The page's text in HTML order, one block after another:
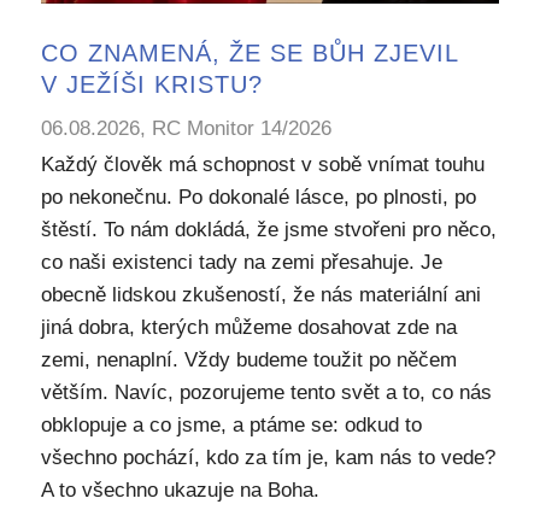
CO ZNAMENÁ, ŽE SE BŮH ZJEVIL
V JEŽÍŠI KRISTU?
06.08.2026, RC Monitor 14/2026
Každý člověk má schopnost v sobě vnímat touhu
po nekonečnu. Po dokonalé lásce, po plnosti, po
štěstí. To nám dokládá, že jsme stvořeni pro něco,
co naši existenci tady na zemi přesahuje. Je
obecně lidskou zkušeností, že nás materiální ani
jiná dobra, kterých můžeme dosahovat zde na
zemi, nenaplní. Vždy budeme toužit po něčem
větším. Navíc, pozorujeme tento svět a to, co nás
obklopuje a co jsme, a ptáme se: odkud to
všechno pochází, kdo za tím je, kam nás to vede?
A to všechno ukazuje na Boha.